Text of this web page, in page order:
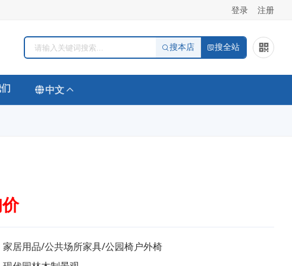
登录 注册
搜本店 搜全站
中文
家居用品/公共场所家具/公园椅户外椅